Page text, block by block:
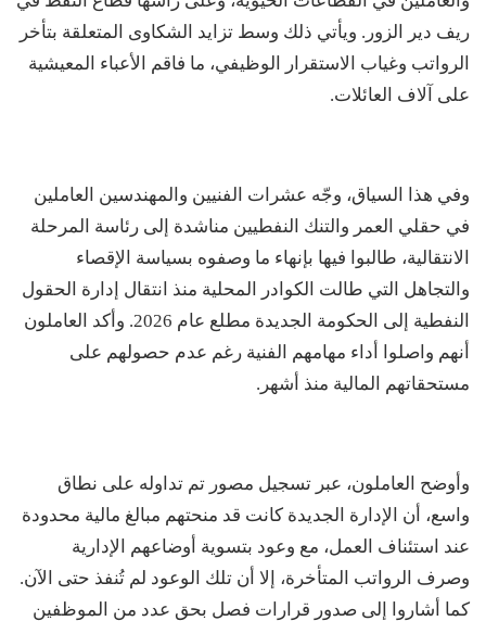
ريف دير الزور. ويأتي ذلك وسط تزايد الشكاوى المتعلقة بتأخر
الرواتب وغياب الاستقرار الوظيفي، ما فاقم الأعباء المعيشية
على آلاف العائلات.
وفي هذا السياق، وجّه عشرات الفنيين والمهندسين العاملين
في حقلي العمر والتنك النفطيين مناشدة إلى رئاسة المرحلة
الانتقالية، طالبوا فيها بإنهاء ما وصفوه بسياسة الإقصاء
والتجاهل التي طالت الكوادر المحلية منذ انتقال إدارة الحقول
النفطية إلى الحكومة الجديدة مطلع عام 2026. وأكد العاملون
أنهم واصلوا أداء مهامهم الفنية رغم عدم حصولهم على
مستحقاتهم المالية منذ أشهر.
وأوضح العاملون، عبر تسجيل مصور تم تداوله على نطاق
واسع، أن الإدارة الجديدة كانت قد منحتهم مبالغ مالية محدودة
عند استئناف العمل، مع وعود بتسوية أوضاعهم الإدارية
وصرف الرواتب المتأخرة، إلا أن تلك الوعود لم تُنفذ حتى الآن.
كما أشاروا إلى صدور قرارات فصل بحق عدد من الموظفين